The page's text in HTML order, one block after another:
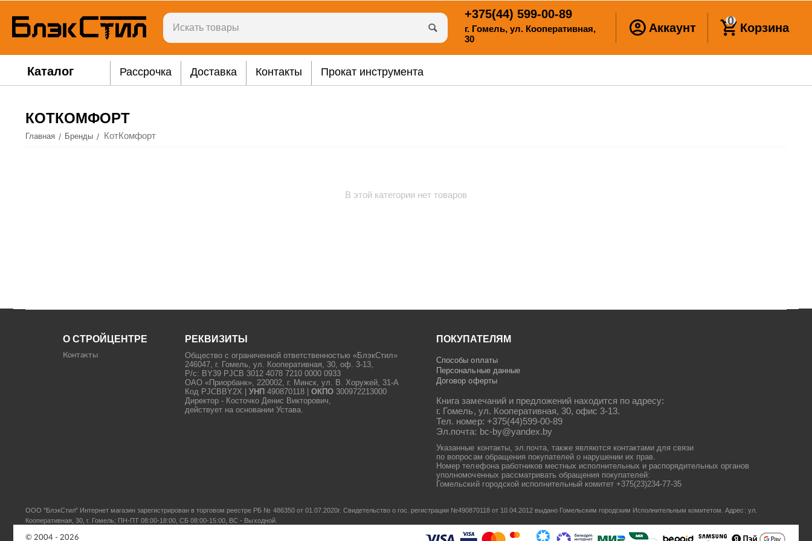
+375(44) 599-00-89
г. Гомель, ул. Кооперативная,
30
Аккаунт
0
Корзина
Каталог Рассрочка Доставка Контакты Прокат инструмента
КОТКОМФОРТ
Главная / Бренды / КотКомфорт
В этой категории нет товаров
О СТРОЙЦЕНТРЕ
Контакты
РЕКВИЗИТЫ
Общество с ограниченной ответственностью «БлэкСтил»
246047, г. Гомель, ул. Кооперативная, 30, оф. 3-13,
Р/с: BY39 PJCB 3012 4078 7210 0000 0933
ОАО «Приорбанк», 220002, г. Минск, ул. В. Хоружей, 31-А
Код PJCBBY2X |УНП 490870118 |ОКПО 300972213000
Директор - Косточко Денис Викторович,
действует на основании Устава.
ПОКУПАТЕЛЯМ
Способы оплаты
Персональные данные
Договор оферты
Книга замечаний и предложений находится по адресу:
г. Гомель, ул. Кооперативная, 30, офис 3-13.
Тел. номер: +375(44)599-00-89
Эл.почта: bc-by@yandex.by
Указанные контакты, эл.почта, также являются контактами для связи
по вопросам обращения покупателей о нарушении их прав.
Номер телефона работников местных исполнительных и распорядительных органов
уполномоченных рассматривать обращения покупателей:
Гомельский городской исполнительный комитет +375(23)234-77-35
ООО "БлэкСтил" Интернет магазин зарегистрирован в торговом реестре РБ № 486350 от 01.07.2020г. Свидетельство о гос. регистрации №490870118 от 10.04.2012 выдано Гомельским городским Исполнительным комитетом.Адрес: ул.
Кооперативная, 30, г. Гомель; ПН-ПТ 08:00-18:00, СБ 08:00-15:00, ВС - Выходной.
© 2004 - 2026